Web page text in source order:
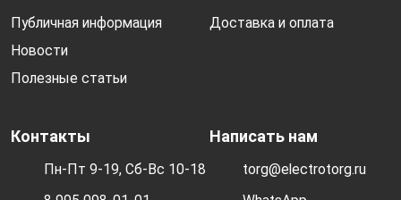
Публичная информация
Новости
Полезные статьи
Доставка и оплата
Контакты
Пн-Пт 9-19, Сб-Вс 10-18
Написать нам
torg@electrotorg.ru